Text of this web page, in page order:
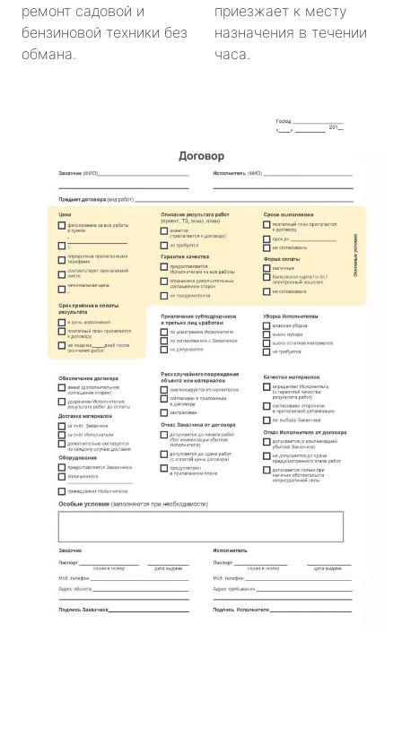
ремонт садовой и
бензиновой техники без
обмана.
приезжает к месту
назначения в течении
часа.